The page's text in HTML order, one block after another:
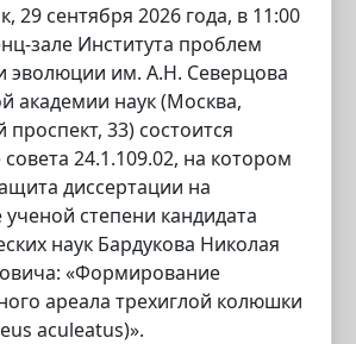
29 сентября 2026 года, в 11:00
зале Института проблем
эволюции им. А.Н. Северцова
академии наук (Москва,
33) состоится
24.1.109.02, на котором
диссертации на
ученой степени кандидата
наук Бардукова Николая
«Формирование
ареала трехиглой колюшки
aculeatus)».